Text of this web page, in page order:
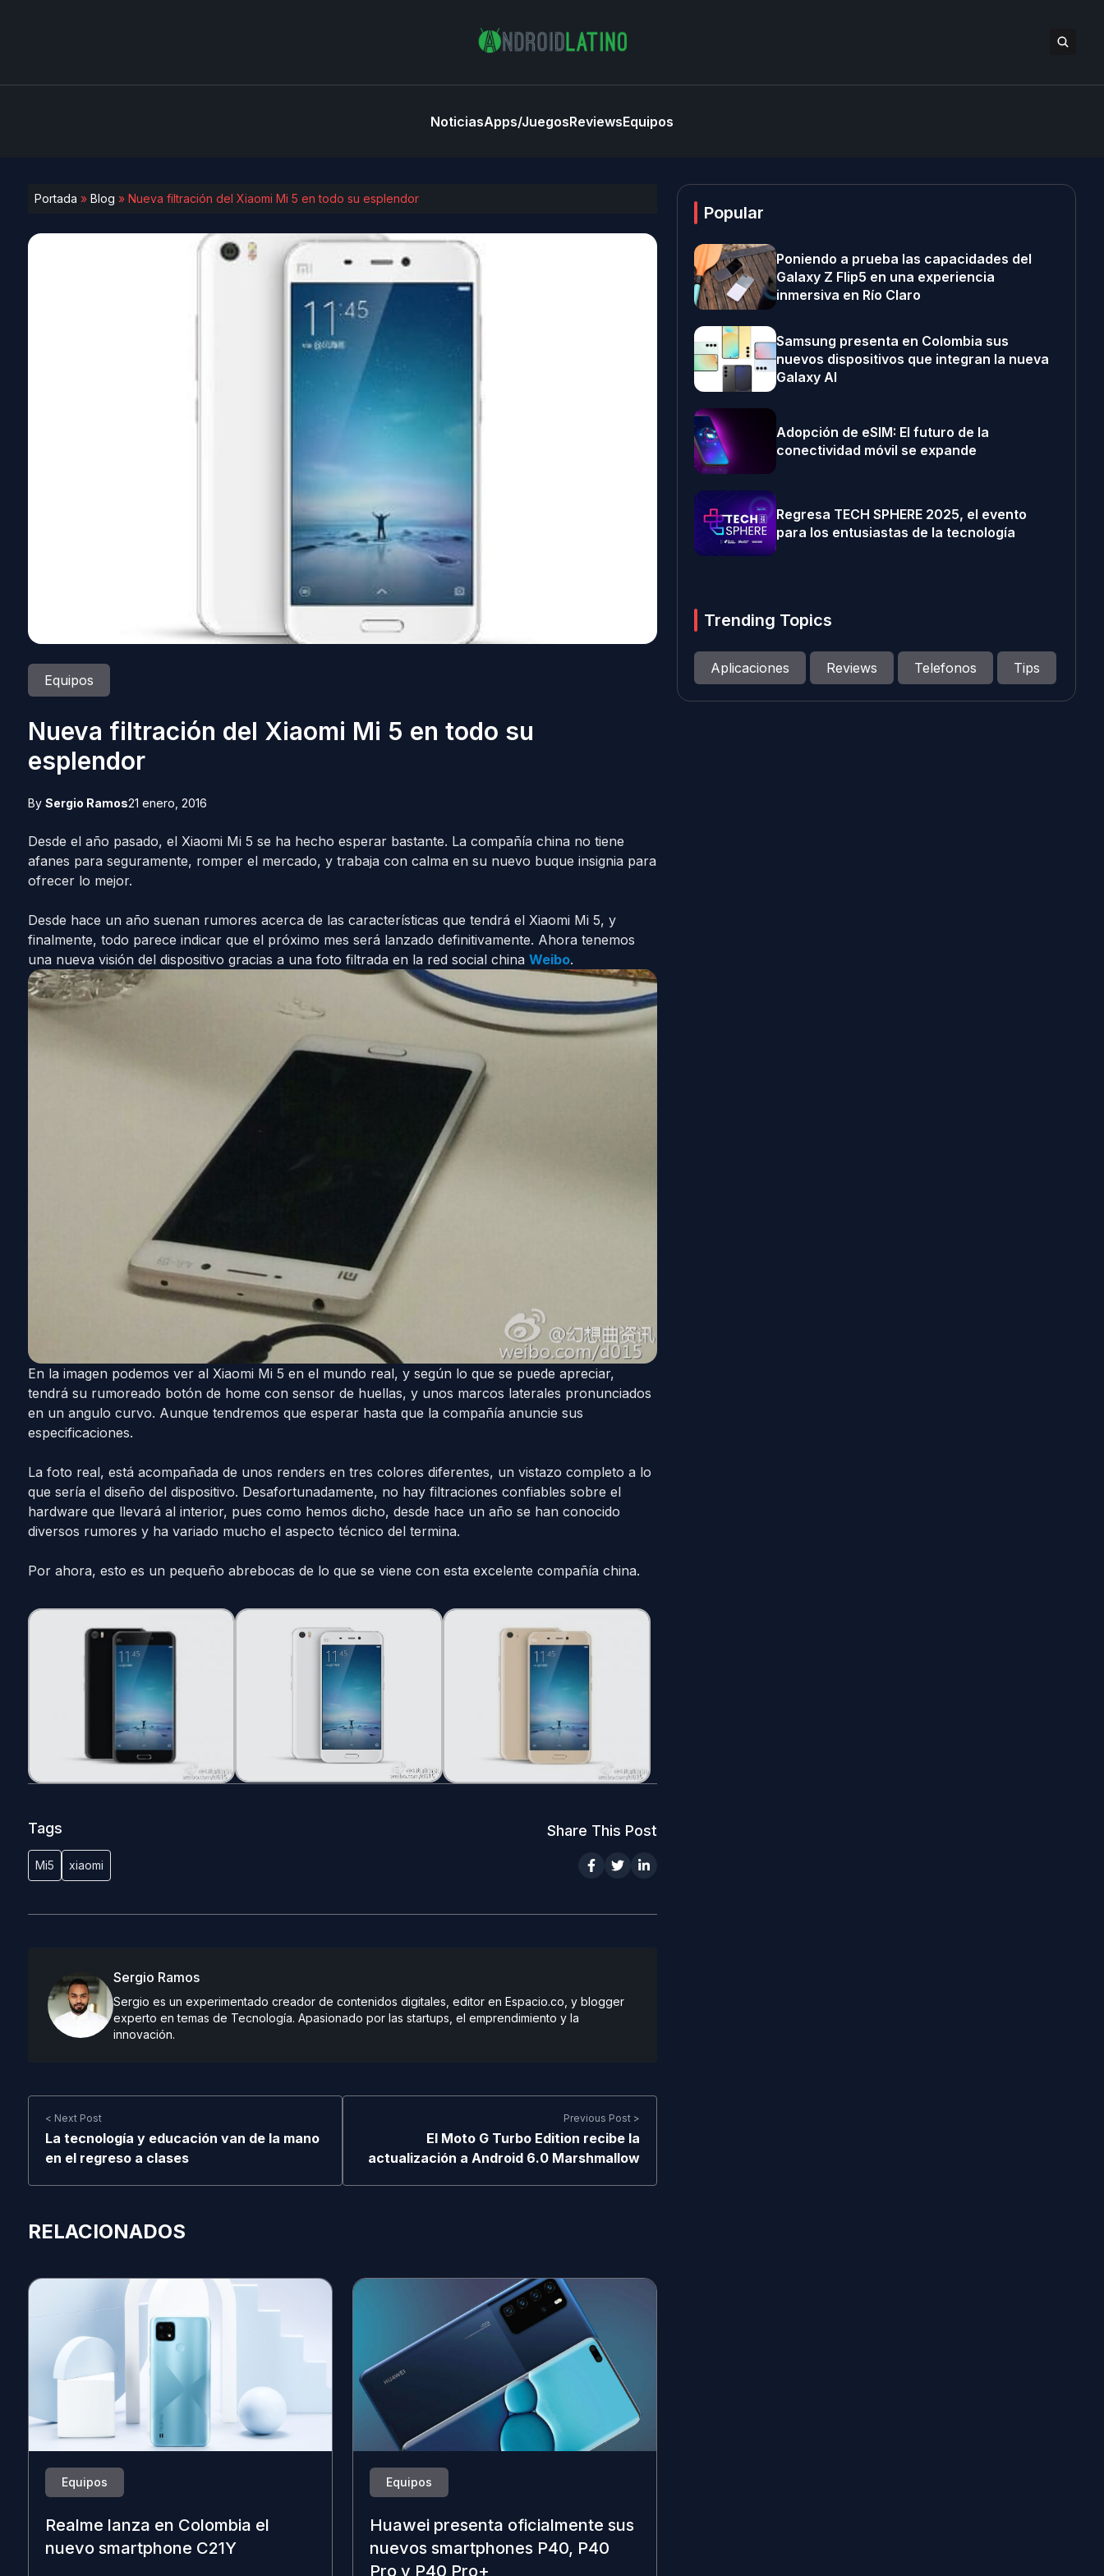
NoticiasApps/JuegosReviewsEquipos
Portada » Blog » Nueva filtración del Xiaomi Mi 5 en todo su esplendor
Equipos
Nueva filtración del Xiaomi Mi 5 en todo su
esplendor
By Sergio Ramos21 enero, 2016
Desde el año pasado, el Xiaomi Mi 5 se ha hecho esperar bastante. La compañía china no tiene
afanes para seguramente, romper el mercado, y trabaja con calma en su nuevo buque insignia para
ofrecer lo mejor.
Desde hace un año suenan rumores acerca de las características que tendrá el Xiaomi Mi 5, y
finalmente, todo parece indicar que el próximo mes será lanzado definitivamente. Ahora tenemos
una nueva visión del dispositivo gracias a una foto filtrada en la red social china Weibo.
En la imagen podemos ver al Xiaomi Mi 5 en el mundo real, y según lo que se puede apreciar,
tendrá su rumoreado botón de home con sensor de huellas, y unos marcos laterales pronunciados
en un angulo curvo. Aunque tendremos que esperar hasta que la compañía anuncie sus
especificaciones.
La foto real, está acompañada de unos renders en tres colores diferentes, un vistazo completo a lo
que sería el diseño del dispositivo. Desafortunadamente, no hay filtraciones confiables sobre el
hardware que llevará al interior, pues como hemos dicho, desde hace un año se han conocido
diversos rumores y ha variado mucho el aspecto técnico del termina.
Por ahora, esto es un pequeño abrebocas de lo que se viene con esta excelente compañía china.
Tags
Mi5 xiaomi
Share This Post
Sergio Ramos
Sergio es un experimentado creador de contenidos digitales, editor en Espacio.co, y blogger
experto en temas de Tecnología. Apasionado por las startups, el emprendimiento y la
innovación.
< Next Post
La tecnología y educación van de la mano
en el regreso a clases
Previous Post >
El Moto G Turbo Edition recibe la
actualización a Android 6.0 Marshmallow
RELACIONADOS
Equipos
Realme lanza en Colombia el
nuevo smartphone C21Y
Equipos
Huawei presenta oficialmente sus
nuevos smartphones P40, P40
Pro y P40 Pro+
Popular
Poniendo a prueba las capacidades del
Galaxy Z Flip5 en una experiencia
inmersiva en Río Claro
Samsung presenta en Colombia sus
nuevos dispositivos que integran la nueva
Galaxy AI
Adopción de eSIM: El futuro de la
conectividad móvil se expande
Regresa TECH SPHERE 2025, el evento
para los entusiastas de la tecnología
Trending Topics
Aplicaciones Reviews Telefonos Tips